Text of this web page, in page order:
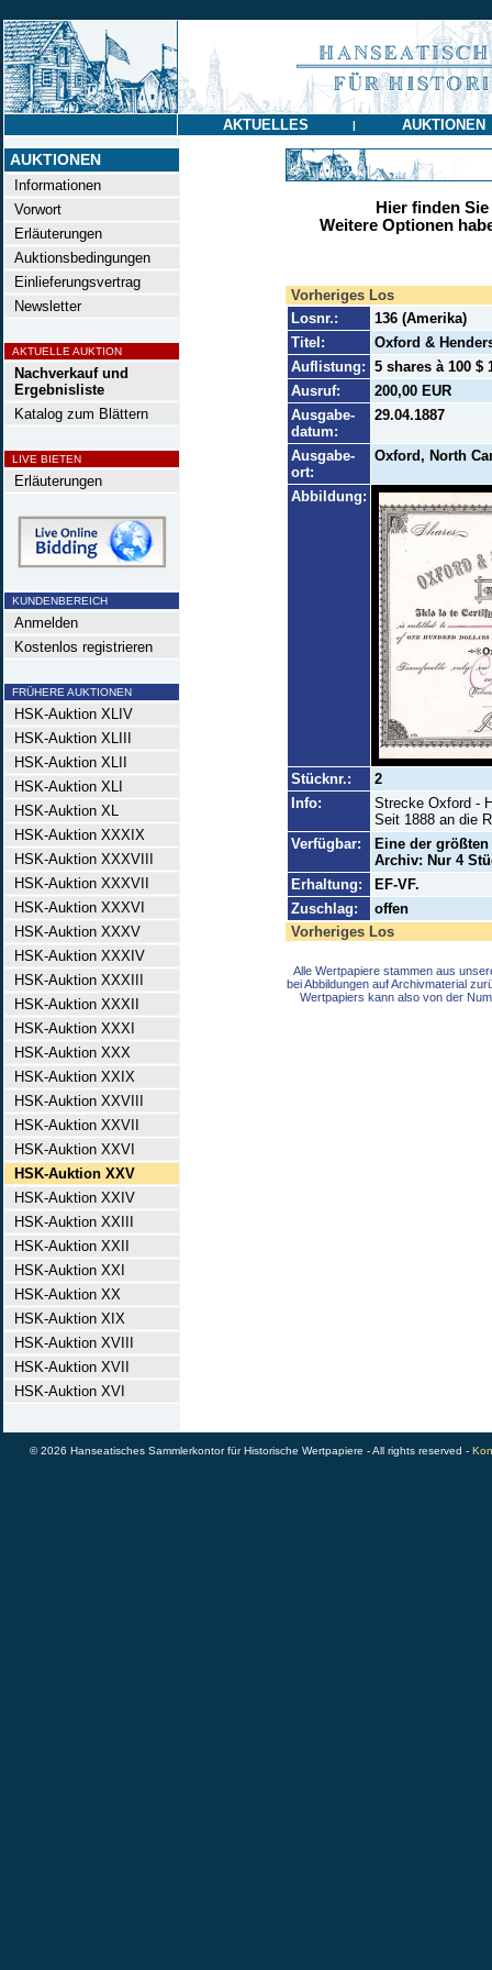
AKTUELLES | AUKTIONEN
AUKTIONEN
Informationen
Vorwort
Erläuterungen
Auktionsbedingungen
Einlieferungsvertrag
Newsletter
AKTUELLE AUKTION
Nachverkauf und
Ergebnisliste
Katalog zum Blättern
LIVE BIETEN
Erläuterungen
KUNDENBEREICH
Anmelden
Kostenlos registrieren
FRÜHERE AUKTIONEN
HSK-Auktion XLIV
HSK-Auktion XLIII
HSK-Auktion XLII
HSK-Auktion XLI
HSK-Auktion XL
HSK-Auktion XXXIX
HSK-Auktion XXXVIII
HSK-Auktion XXXVII
HSK-Auktion XXXVI
HSK-Auktion XXXV
HSK-Auktion XXXIV
HSK-Auktion XXXIII
HSK-Auktion XXXII
HSK-Auktion XXXI
HSK-Auktion XXX
HSK-Auktion XXIX
HSK-Auktion XXVIII
HSK-Auktion XXVII
HSK-Auktion XXVI
HSK-Auktion XXV
HSK-Auktion XXIV
HSK-Auktion XXIII
HSK-Auktion XXII
HSK-Auktion XXI
HSK-Auktion XX
HSK-Auktion XIX
HSK-Auktion XVIII
HSK-Auktion XVII
HSK-Auktion XVI
Hier finden
Weitere Optionen
Vorheriges Los
Losnr.:
136 (Amerika)
Titel:
Oxford &
Auflistung: 5 shares à 100 $
Ausruf:
200,00 EUR
Ausgabe-
datum:
29.04.1887
Ausgabe-
ort:
Oxford, North
Abbildung:
Stücknr.:
2
Info:
Strecke Oxford -
Seit 1888 an die
Verfügbar:
Eine der
Archiv: Nur 4
Erhaltung:
EF-VF.
Zuschlag:
offen
Vorheriges Los
Alle Wertpapiere stammen aus
bei Abbildungen auf Archivmaterial
Wertpapiers kann also von der
© 2026 Hanseatisches Sammlerkontor für Historische Wertpapiere - All rights reserved -